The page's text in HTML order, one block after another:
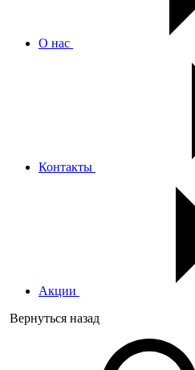
О нас
Контакты
Акции
Вернуться назад